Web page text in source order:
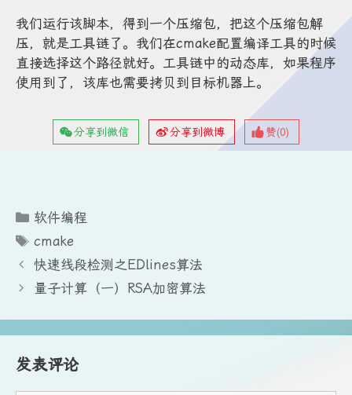
我们运行该脚本，得到一个压缩包，把这个压缩包解
压，就是工具链了。我们在cmake配置编译工具的时候
直接选择这个路径就好。工具链中的动态库，如果程序
使用到了，该库也需要拷贝到目标机器上。
分享到微信 分享到微博 赞(0)
分
软件编程
标
签
cmake
快速线段检测之EDlines算法
量子计算（一）RSA加密算法
发表评论